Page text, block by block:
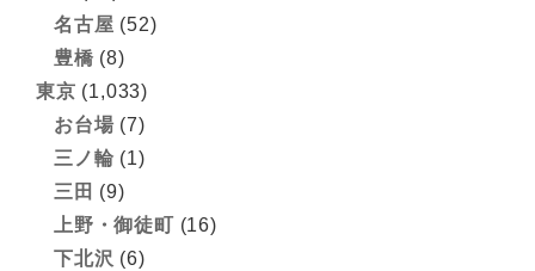
名古屋 (52)
豊橋 (8)
東京 (1,033)
お台場 (7)
三ノ輪 (1)
三田 (9)
上野・御徒町 (16)
下北沢 (6)